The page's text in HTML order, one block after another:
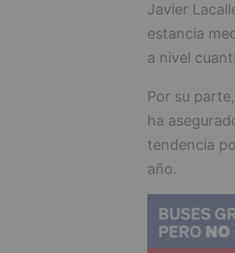
Javier
estancia
a nivel
Por su
ha
tendencia
año.